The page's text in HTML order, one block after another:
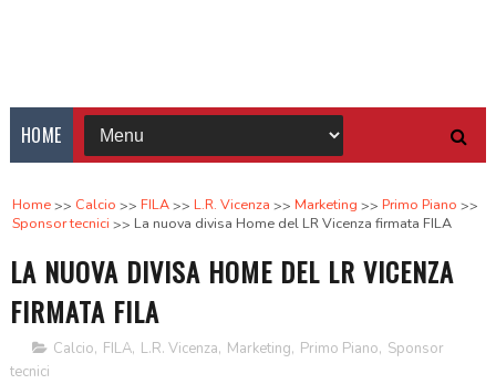
HOME
Home Calcio FILA L.R. Vicenza Marketing
Primo Piano
Sponsor tecnici
La nuova divisa Home del LR Vicenza firmata FILA
LA NUOVA DIVISA HOME DEL LR VICENZA
FIRMATA FILA
Calcio, FILA, L.R. Vicenza, Marketing, Primo Piano, Sponsor
tecnici